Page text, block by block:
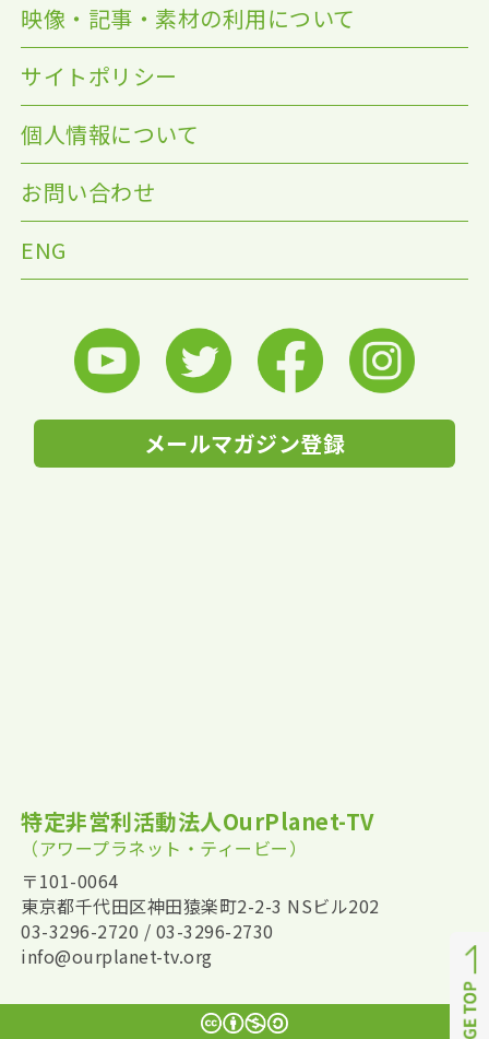
映像・記事・素材の利用について
サイトポリシー
個人情報について
お問い合わせ
ENG
メールマガジン登録
特定非営利活動法人OurPlanet-TV
（アワープラネット・ティービー）
〒101-0064
東京都千代田区神田猿楽町2-2-3 NSビル202
03-3296-2720 / 03-3296-2730
info@ourplanet-tv.org